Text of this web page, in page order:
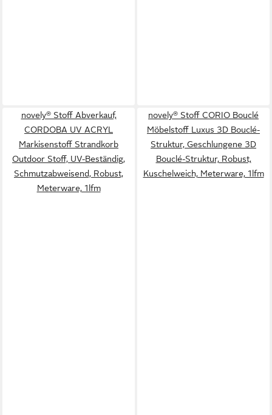
novely® Stoff Abverkauf,
CORDOBA UV ACRYL
Markisenstoff Strandkorb
Outdoor Stoff, UV-Beständig,
Schmutzabweisend, Robust,
Meterware, 1lfm
novely® Stoff CORIO Bouclé
Möbelstoff Luxus 3D Bouclé-
Struktur, Geschlungene 3D
Bouclé-Struktur, Robust,
Kuschelweich, Meterware, 1lfm